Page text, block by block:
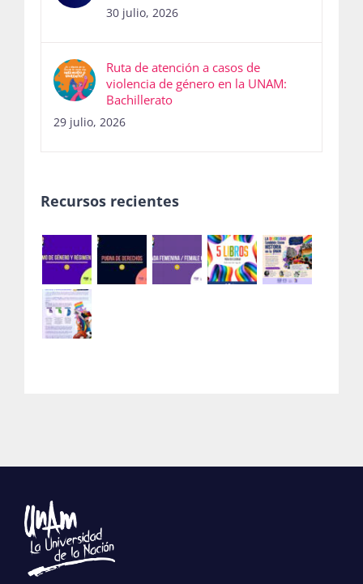
30 julio, 2026
Ruta de atención a casos de
violencia de género en la UNAM:
Bachillerato
29 julio, 2026
Recursos recientes